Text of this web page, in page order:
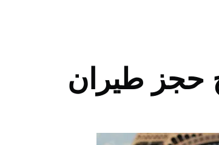
حجز طيران